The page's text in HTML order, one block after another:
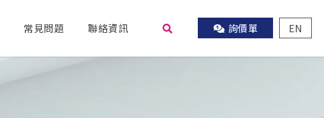
常見問題 聯絡資訊 詢價單 EN